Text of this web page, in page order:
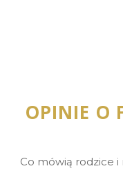
OPINIE O
Co mówią rodzice i